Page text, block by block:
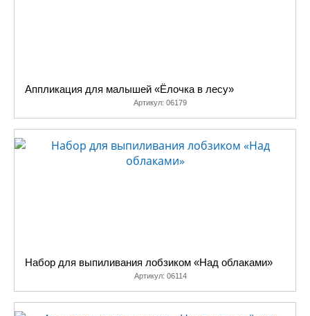
Аппликация для малышей «Ёлочка в лесу»
Артикул: 06179
Набор для выпиливания лобзиком «Над облаками»
Артикул: 06114